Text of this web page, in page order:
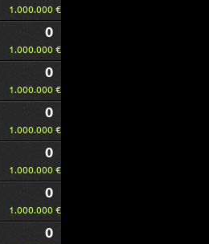
1.000.000 €
0
1.000.000 €
0
1.000.000 €
0
1.000.000 €
0
1.000.000 €
0
1.000.000 €
0